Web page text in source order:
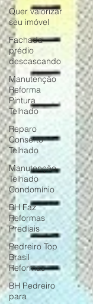
Quer valorizar
seu imóvel
Fachada
prédio
descascando
Manutenção
Reforma
Pintura
Telhado
Reparo
Conserto
Telhado
Manutenção
Telhado
Condomínio
BH Faz
Reformas
Prediais
Pedreiro Top
Brasil
Reformas
BH Pedreiro
para